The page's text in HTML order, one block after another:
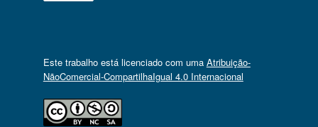
Este trabalho está licenciado com uma Atribuição-
NãoComercial-CompartilhaIgual 4.0 Internacional